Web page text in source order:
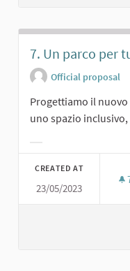
7. Un parco per
Official proposal
Progettiamo il
uno spazio
CREATED AT
23/05/2023